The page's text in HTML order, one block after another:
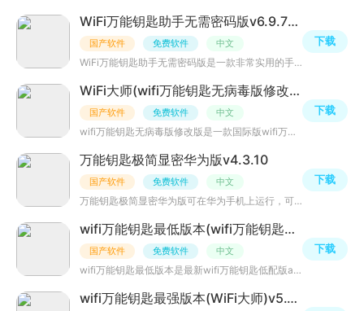
WiFi万能钥匙助手无需密码版v6.9.79国内显密版
国产软件 免费软件 中文
WiFi万能钥匙助手无需密码版是一款非常实用的手机WiFi万能钥匙app，提供WiFi密码管理、WiFi信息保存、WiFi安
下载
WiFi大师(wifi万能钥匙无病毒版修改版)v6.9.79国际版
国产软件 免费软件 中文
wifi万能钥匙无病毒版修改版是一款国际版wifi万能钥匙无病毒版应用，国内版wifi万能钥匙十分臃肿，各种广告
下载
万能钥匙极简显密华为版v4.3.10
国产软件 免费软件 中文
万能钥匙极简显密华为版可在华为手机上运行，可以为你自动获取周围热点的密码，进行自动连接，无论身处何地
下载
wifi万能钥匙最低版本(wifi万能钥匙低配版)v4.3.10没有广告版
国产软件 免费软件 中文
wifi万能钥匙最低版本是最新wifi万能钥匙低配版apk安装包，已去除国际版wifi广告、精简体体积、去除签名校验
下载
wifi万能钥匙最强版本(WiFi大师)v5.1.19永不升级版